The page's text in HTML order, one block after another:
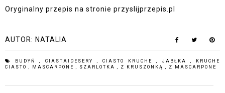
Oryginalny przepis na stronie przyslijprzepis.pl
AUTOR: NATALIA
BUDYŃ CIASTAIDESERY ,CIASTO KRUCHE JABŁKA
KRUCHE
CIASTO
MASCARPONE SZARLOTKA Z KRUSZONKĄ Z MASCARPONE